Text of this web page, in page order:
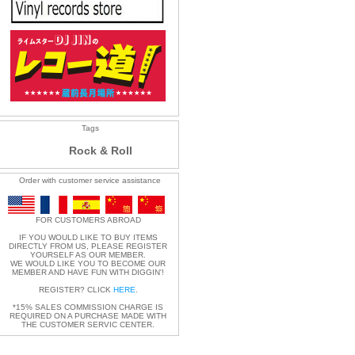
Tags
Rock & Roll
Order with customer service assistance
FOR CUSTOMERS ABROAD
IF YOU WOULD LIKE TO BUY ITEMS
DIRECTLY FROM US, PLEASE REGISTER
YOURSELF AS OUR MEMBER.
WE WOULD LIKE YOU TO BECOME OUR
MEMBER AND HAVE FUN WITH DIGGIN'!
REGISTER? CLICK HERE
*15% SALES COMMISSION CHARGE IS
REQUIRED ON A PURCHASE MADE WITH
THE CUSTOMER SERVIC CENTER.